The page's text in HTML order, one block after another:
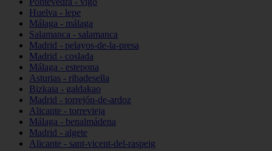
Huelva - lepe
Málaga - málaga
Salamanca - salamanca
Madrid - pelayos-de-la-presa
Madrid - coslada
Málaga - estepona
Asturias - ribadesella
Bizkaia - galdakao
Madrid - torrejón-de-ardoz
Alicante - torrevieja
Málaga - benalmádena
Madrid - algete
Alicante - sant-vicent-del-raspeig